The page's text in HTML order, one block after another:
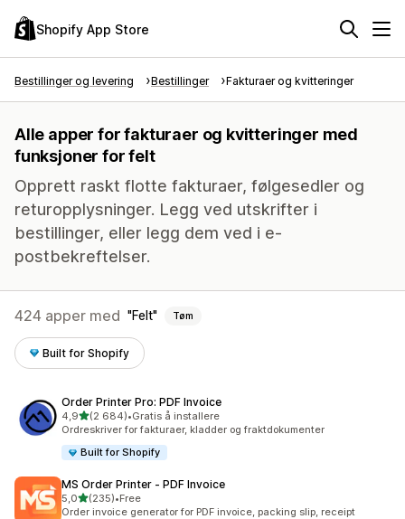
Shopify App Store
Bestillinger og levering Bestillinger Fakturaer og kvitteringer
Alle apper for fakturaer og kvitteringer med
funksjoner for felt
Opprett raskt flotte fakturaer, følgesedler og
returopplysninger. Legg ved utskrifter i
bestillinger, eller legg dem ved i e-
postbekreftelser.
424 apper med Felt Tøm
Built for Shopify
Order Printer Pro: PDF Invoice
4,9av 5 stjerner
(2 684)
Totalt 2684 omtaler
•Gratis å installere
Ordreskriver for fakturaer, kladder og fraktdokumenter
Built for Shopify
MS Order Printer ‑ PDF Invoice
5,0av 5 stjerner
(235)
Totalt 235 omtaler
•Free
Order invoice generator for PDF invoice, packing slip, receipt